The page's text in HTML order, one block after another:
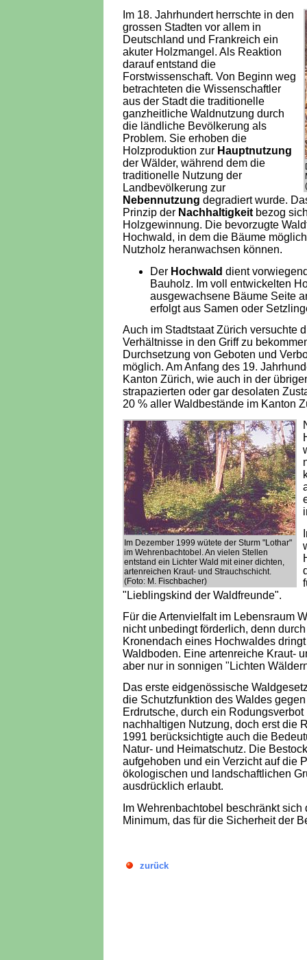
Im 18. Jahrhundert herrschte in den
grossen Stadten vor allem in
Deutschland und Frankreich ein
akuter Holzmangel. Als Reaktion
darauf entstand die
Forstwissenschaft. Von Beginn weg
betrachteten die Wissenschaftler
aus der Stadt die traditionelle
ganzheitliche Waldnutzung durch
die ländliche Bevölkerung als
Problem. Sie erhoben die
Holzproduktion zur Hauptnutzung
der Wälder, während dem die
traditionelle Nutzung der
Landbevölkerung zur
Nebennutzung degradiert wurde.
Prinzip der Nachhaltigkeit bezog
Holzgewinnung. Die bevorzugte
Hochwald, in dem die Bäume
Nutzholz heranwachsen können.
Der Hochwald dient
Bauholz. Im voll entwickelten
ausgewachsene Bäume Seite
erfolgt aus Samen oder
Auch im Stadtstaat Zürich versuchte
Verhältnisse in den Griff zu
Durchsetzung von Geboten und
möglich. Am Anfang des 19.
Kanton Zürich, wie auch in der
strapazierten oder gar desolaten
20 % aller Waldbestände im Kanton
Im Dezember 1999 wütete der Sturm "Lothar"
im Wehrenbachtobel. An vielen Stellen
entstand ein Lichter Wald mit einer dichten,
artenreichen Kraut- und Strauchschicht.
(Foto: M. Fischbacher)
"Lieblingskind der Waldfreunde".
Für die Artenvielfalt im Lebensraum
nicht unbedingt förderlich, denn
Kronendach eines Hochwaldes
Waldboden. Eine artenreiche Kraut-
aber nur in sonnigen "Lichten
Das erste eidgenössische
die Schutzfunktion des Waldes
Erdrutsche, durch ein
nachhaltigen Nutzung, doch erst die
1991 berücksichtigte auch die
Natur- und Heimatschutz. Die
aufgehoben und ein Verzicht auf die
ökologischen und landschaftlichen
ausdrücklich erlaubt.
Im Wehrenbachtobel beschränkt
Minimum, das für die Sicherheit der
zurück